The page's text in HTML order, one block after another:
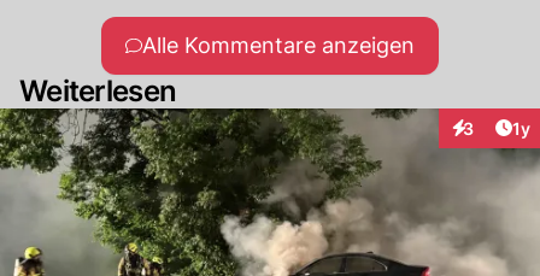
Alle Kommentare anzeigen
Weiterlesen
3 1y